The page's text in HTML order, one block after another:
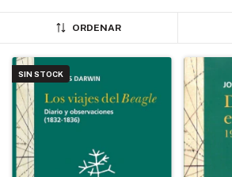
ORDENAR
SIN STOCK